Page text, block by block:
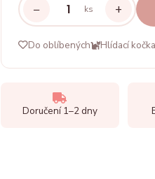
− ks +
Do oblíbených Hlídací kočka
Doručení 1–2 dny